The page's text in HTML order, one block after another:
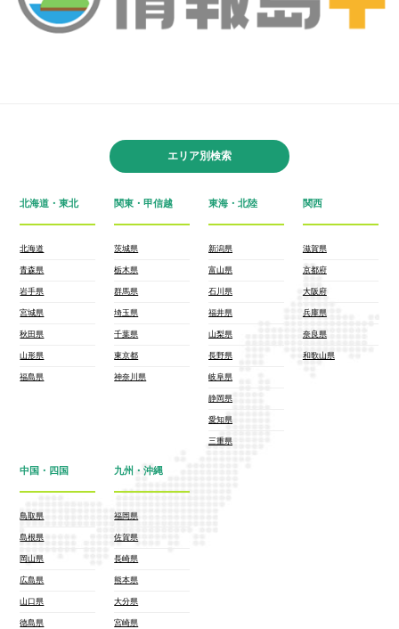
エリア別検索
北海道・東北
北海道
青森県
岩手県
宮城県
秋田県
山形県
福島県
関東・甲信越
茨城県
栃木県
群馬県
埼玉県
千葉県
東京都
神奈川県
東海・北陸
新潟県
富山県
石川県
福井県
山梨県
長野県
岐阜県
静岡県
愛知県
三重県
関西
滋賀県
京都府
大阪府
兵庫県
奈良県
和歌山県
中国・四国
鳥取県
島根県
岡山県
広島県
山口県
徳島県
九州・沖縄
福岡県
佐賀県
長崎県
熊本県
大分県
宮崎県